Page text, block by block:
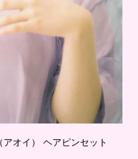
オイ） ヘアピンセット